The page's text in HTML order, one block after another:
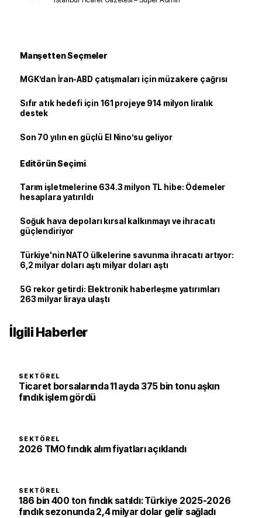
Manşetten Seçmeler
MGK’dan İran-ABD çatışmaları için müzakere çağrısı
Sıfır atık hedefi için 161 projeye 914 milyon liralık
destek
Son 70 yılın en güçlü El Nino’su geliyor
Editörün Seçimi
Tarım işletmelerine 634.3 milyon TL hibe: Ödemeler
hesaplara yatırıldı
Soğuk hava depoları kırsal kalkınmayı ve ihracatı
güçlendiriyor
Türkiye'nin NATO ülkelerine savunma ihracatı artıyor:
6,2 milyar doları aştı milyar doları aştı
5G rekor getirdi: Elektronik haberleşme yatırımları
263 milyar liraya ulaştı
İlgili Haberler
SEKTÖREL
Ticaret borsalarında 11 ayda 375 bin tonu aşkın
fındık işlem gördü
SEKTÖREL
2026 TMO fındık alım fiyatları açıklandı
SEKTÖREL
186 bin 400 ton fındık satıldı: Türkiye 2025-2026
fındık sezonunda 2,4 milyar dolar gelir sağladı